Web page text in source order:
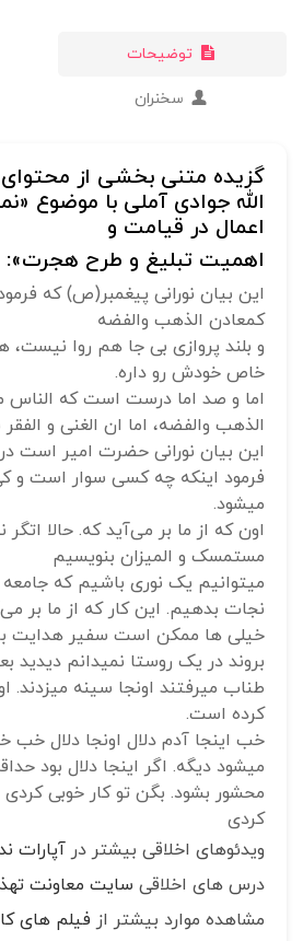
توضیحات
سخنران
گزیده متنی بخشی از
الله جوادی آملی با موضوع
اعمال در قیامت و
اهمیت تبلیغ و طرح هجرت»:
این بیان نورانی پیغمبر(ص) که
کمعادن الذهب والفضه
و بلند پروازی بی جا هم روا
خاص خودش رو داره.
اما و صد اما درست است که الناس
الذهب والفضه، اما ان الغنی و
این بیان نورانی حضرت امیر است در
فرمود اینکه چه کسی سوار است و
میشود.
اون که از ما بر می‌آید که. حالا اتگر
مستمسک و المیزان بنویسیم
میتوانیم یک نوری باشیم که
نجات بدهیم. این کار که از ما بر
خیلی ها ممکن است سفیر هدایت
بروند در یک روستا نمیدانم دیدید
طناب میرفتند اونجا سینه میزدند.
کرده است.
خب اینجا آدم دلال اونجا دلال خب
میشود دیگه. اگر اینجا دلال بود
محشور بشود. بگن تو کار خوبی
کردی
ویدئوهای اخلاقی بیشتر در آپارات
درس های اخلاقی سایت معاونت
مشاهده موارد بیشتر از فیلم های